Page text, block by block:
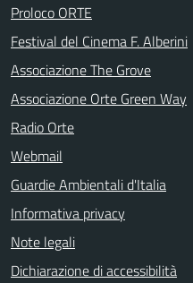
Proloco ORTE
Festival del Cinema F. Alberini
Associazione The Grove
Associazione Orte Green Way
Radio Orte
Webmail
Guardie Ambientali d'Italia
Informativa privacy
Note legali
Dichiarazione di accessibilità